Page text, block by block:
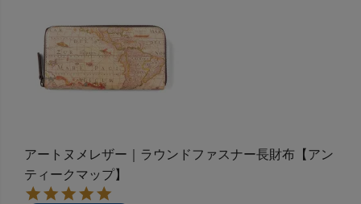
アートヌメレザー｜ラウンドファスナー長財布【アン
ティークマップ】